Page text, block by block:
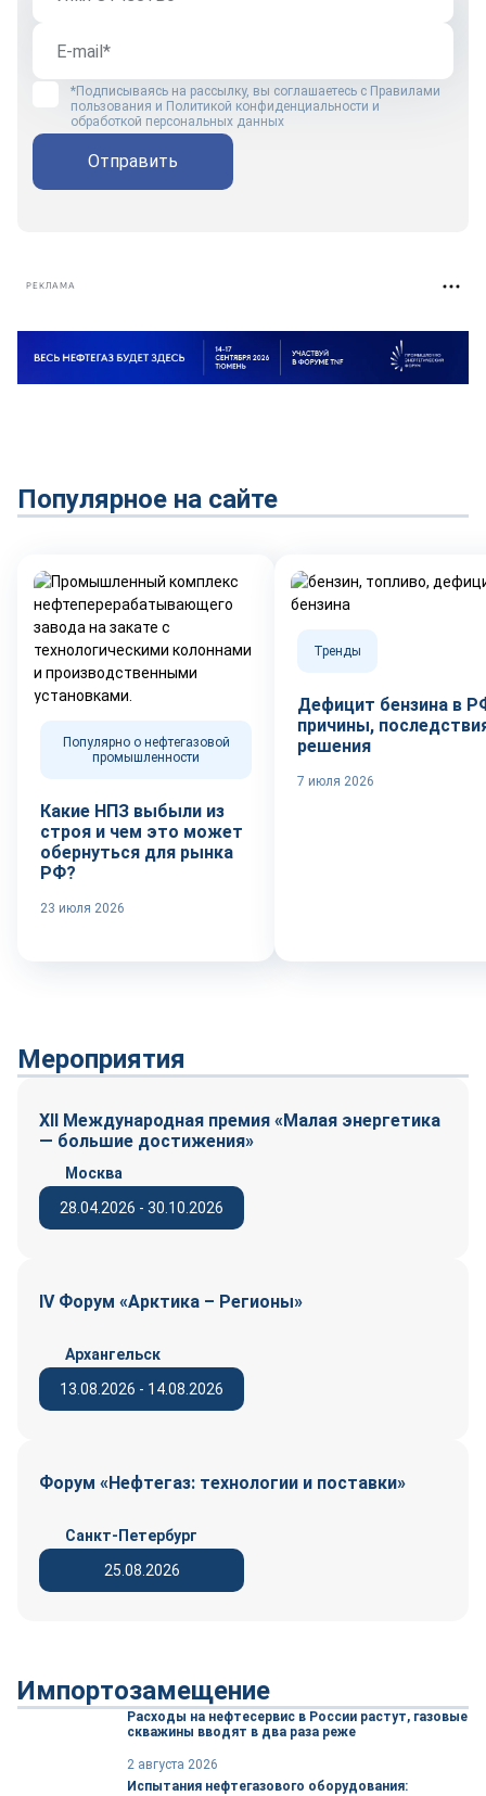
*Подписываясь на рассылку, вы соглашаетесь с Правилами
пользования и Политикой конфиденциальности и
обработкой персональных данных
Отправить
РЕКЛАМА
Популярное на сайте
Популярно о нефтегазовой
промышленности
Какие НПЗ выбыли из
строя и чем это может
обернуться для рынка
РФ?
23 июля 2026
Тренды
Дефицит бензина в
причины,
решения
7 июля 2026
Мероприятия
XII Международная премия «Малая энергетика
— большие достижения»
28.04.2026 - 30.10.2026
Москва
IV Форум «Арктика – Регионы»
13.08.2026 - 14.08.2026
Архангельск
Форум «Нефтегаз: технологии и поставки»
25.08.2026
Санкт-Петербург
Импортозамещение
Расходы на нефтесервис в России растут, газовые
скважины вводят в два раза реже
2 августа 2026
Испытания нефтегазового оборудования: